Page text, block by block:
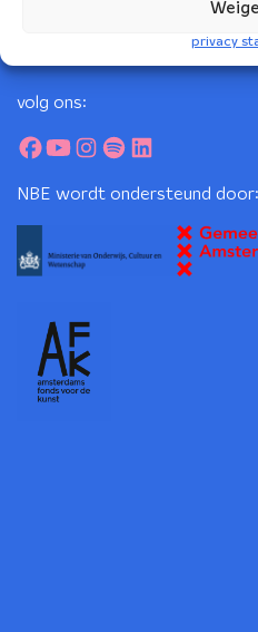
privacy
volg ons:
NBE wordt ondersteund door: